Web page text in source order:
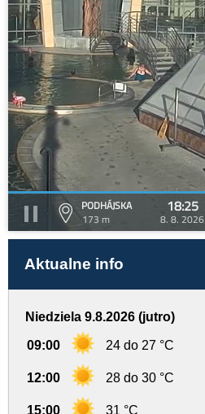
PODHÁJSKA
173 m
18:25
8. 8. 2026
Aktualne info
Niedziela 9.8.2026 (jutro)
09:00 24 do 27 °C
12:00 28 do 30 °C
15:00 31 °C